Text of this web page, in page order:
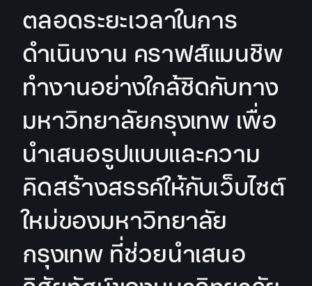
ตลอดระยะเวลาในการ
ดำเนินงาน คราฟส์แมนชิพ
ทำงานอย่างใกล้ชิดกับทาง
มหาวิทยาลัยกรุงเทพ เพื่อ
นำเสนอรูปแบบและความ
คิดสร้างสรรค์ให้กับเว็บไซต์
ใหม่ของมหาวิทยาลัย
กรุงเทพ ที่ช่วยนำเสนอ